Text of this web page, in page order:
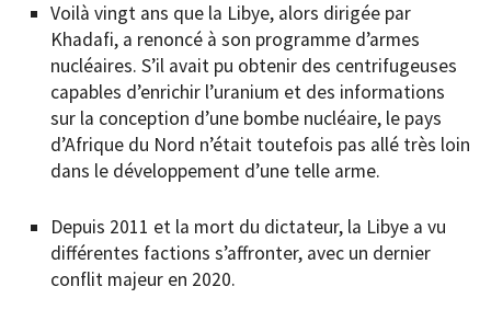
Voilà vingt ans que la Libye, alors dirigée par
Khadafi, a renoncé à son programme d’armes
nucléaires. S’il avait pu obtenir des centrifugeuses
capables d’enrichir l’uranium et des informations
sur la conception d’une bombe nucléaire, le pays
d’Afrique du Nord n’était toutefois pas allé très loin
dans le développement d’une telle arme.
Depuis 2011 et la mort du dictateur, la Libye a vu
différentes factions s’affronter, avec un dernier
conflit majeur en 2020.